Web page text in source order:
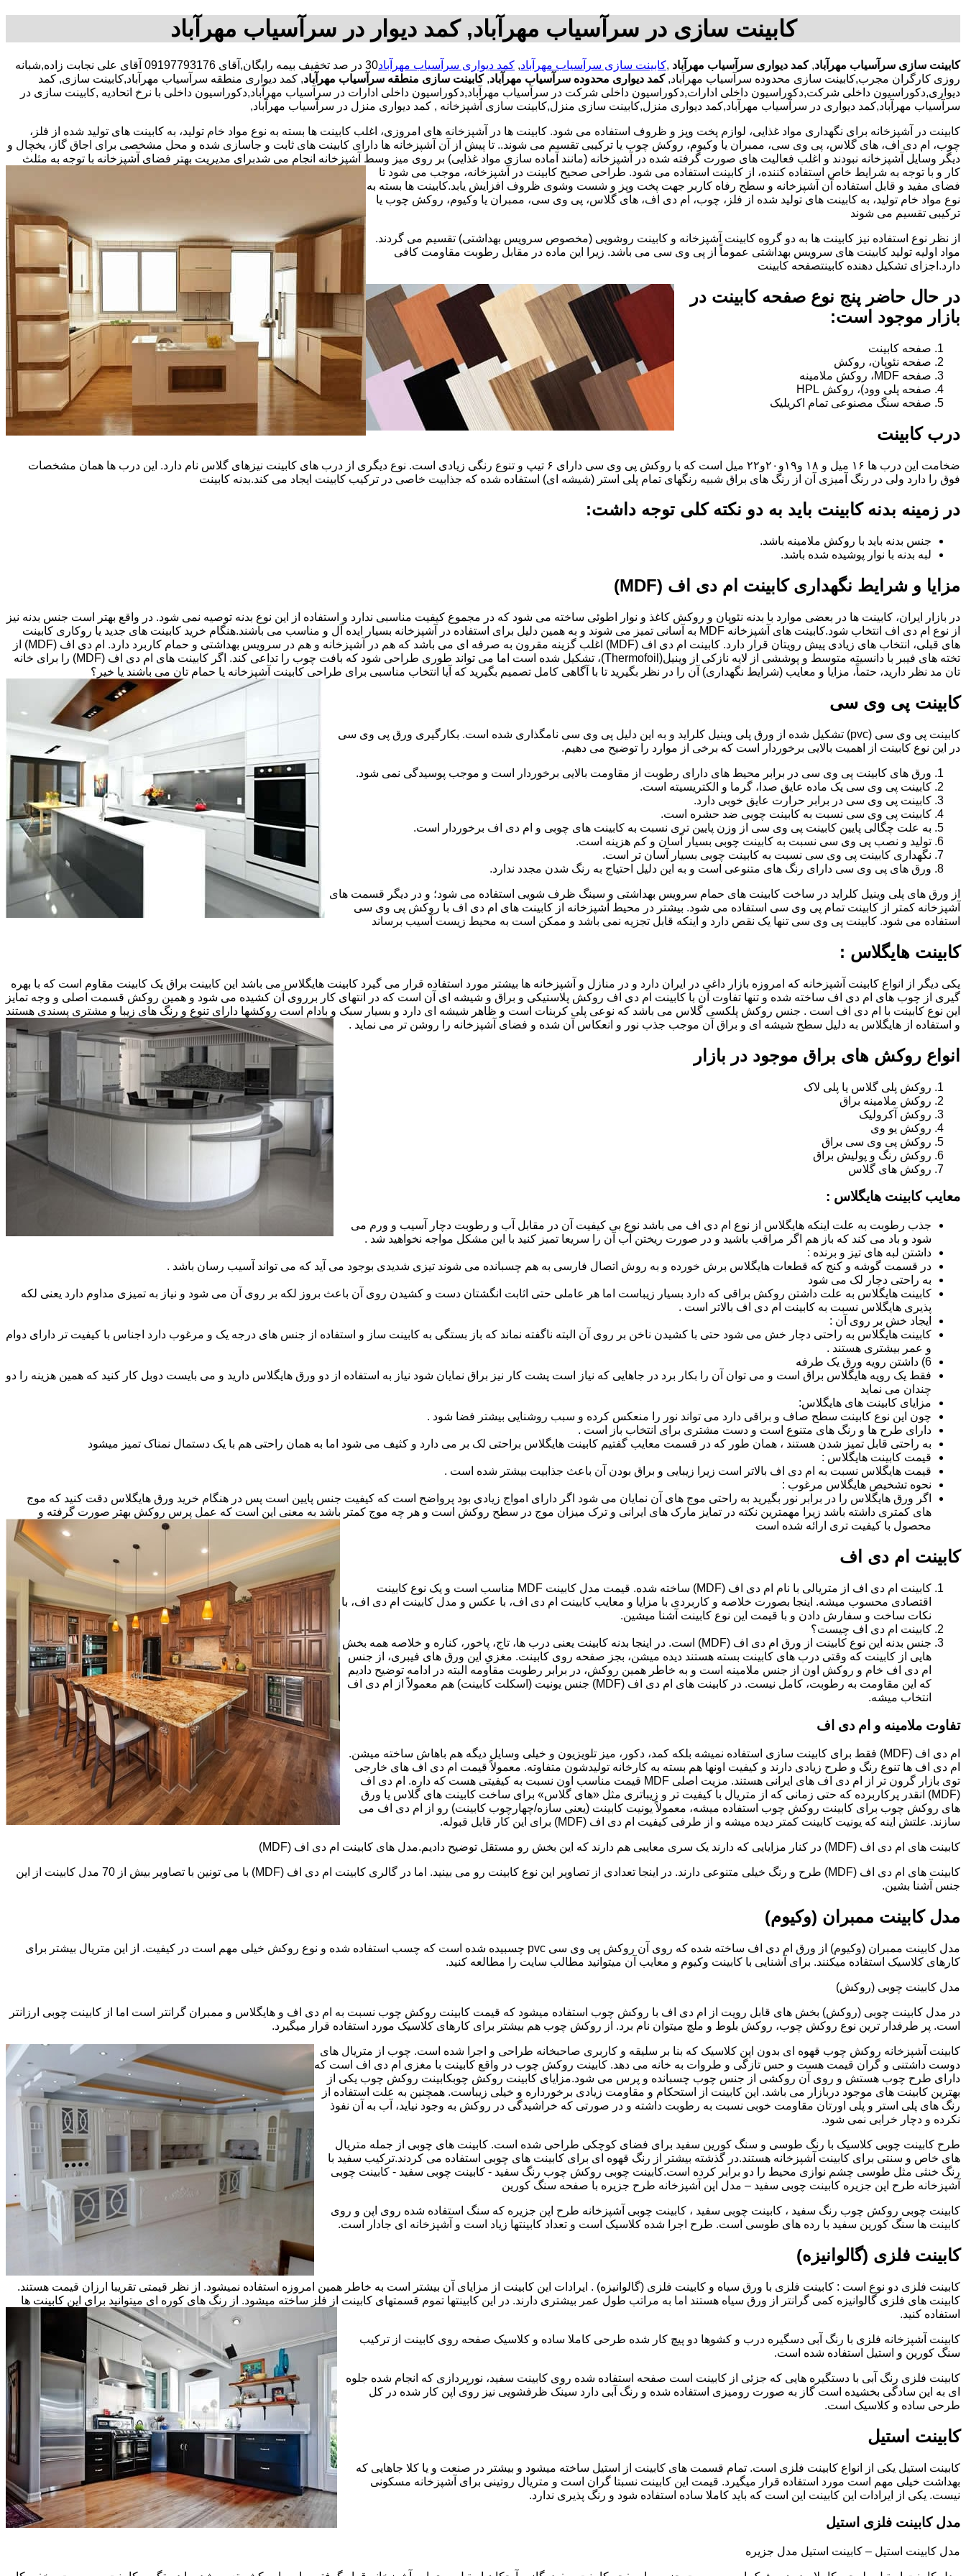
کابینت سازی در سرآسیاب مهرآباد, کمد دیوار در سرآسیاب مهرآباد
کابینت سازی سرآسیاب مهرآباد,کمد دیواری سرآسیاب مهرآباد ,کابینت سازی سرآسیاب مهرآباد, کمد دیواری سرآسیاب مهرآباد
30 در صد تخفیف بیمه رایگان,آقای 09197793176 آقای علی نجابت زاده,شبانه
روزی کارگران مجرب,کابینت سازی محدوده سرآسیاب مهرآباد,کمد دیواری محدوده سرآسیاب مهرآباد, کابینت سازی منطقه سرآسیاب مهرآباد, کمد دیواری منطقه سرآسیاب مهرآباد,کابینت سازی, کمد
دیواری,دکوراسیون داخلی شرکت,دکوراسیون داخلی ادارات,دکوراسیون داخلی شرکت در سرآسیاب مهرآباد,دکوراسیون داخلی ادارات در سرآسیاب مهرآباد,دکوراسیون داخلی با نرخ اتحادیه ,کابینت سازی در
سرآسیاب مهرآباد,کمد دیواری در سرآسیاب مهرآباد,کمد دیواری منزل,کابینت سازی منزل,کابینت سازی آشپزخانه , کمد دیواری منزل در سرآسیاب مهرآباد,
کابینت در آشپزخانه برای نگهداری مواد غذایی، لوازم پخت وپز و ظروف استفاده می شود. کابینت ها در آشپزخانه های امروزی، اغلب کابینت ها بسته به نوع مواد خام تولید، به کابینت های تولید شده از فلز،
چوب، ام دی اف، های گلاس، پی وی سی، ممبران یا وکیوم، روکش چوب یا ترکیبی تقسیم می شوند.. تا پیش از آن آشپزخانه ها دارای کابینت های ثابت و جاسازی شده و محل مشخصی برای اجاق گاز، یخچال و
دیگر وسایل آشپزخانه نبودند و اغلب فعالیت های صورت گرفته شده در آشپزخانه (مانند آماده سازی مواد غذایی) بر روی میز وسط آشپزخانه انجام می شدبرای مدیریت بهتر فضای آشپزخانه با توجه به مثلث
کار و با توجه به شرایط خاص استفاده کننده، از کابینت استفاده می شود. طراحی صحیح کابینت در آشپزخانه، موجب می شود تا
فضای مفید و قابل استفاده آن آشپزخانه و سطح رفاه کاربر جهت پخت وپز و شست وشوی ظروف افزایش یابد.کابینت ها بسته به
نوع مواد خام تولید، به کابینت های تولید شده از فلز، چوب، ام دی اف، های گلاس، پی وی سی، ممبران یا وکیوم، روکش چوب یا
ترکیبی تقسیم می شوند
از نظر نوع استفاده نیز کابینت ها به دو گروه کابینت آشپزخانه و کابینت روشویی (مخصوص سرویس بهداشتی) تقسیم می گردند.
مواد اولیه تولید کابینت های سرویس بهداشتی عموماً از پی وی سی می باشد. زیرا این ماده در مقابل رطوبت مقاومت کافی
دارد.اجزای تشکیل دهنده کابینتصفحه کابینت
در حال حاضر پنج نوع صفحه کابینت در
بازار موجود است:
صفحه کابینت
صفحه نئوپان، روکش
صفحه MDF، روکش ملامینه
صفحه پلی وود)، روکش HPL
صفحه سنگ مصنوعی تمام اکریلیک
درب کابینت
ضخامت این درب ها ۱۶ میل و ۱۸ و١٩و٢٠و٢٢ میل است که با روکش پی وی سی دارای ۶ تیپ و تنوع رنگی زیادی است. نوع دیگری از درب های کابینت نیزهای گلاس نام دارد. این درب ها همان مشخصات
فوق را دارد ولی در رنگ آمیزی آن از رنگ های براق شبیه رنگهای تمام پلی استر (شیشه ای) استفاده شده که جذابیت خاصی در ترکیب کابینت ایجاد می کند.بدنه کابینت
در زمینه بدنه کابینت باید به دو نکته کلی توجه داشت:
جنس بدنه باید با روکش ملامینه باشد.
لبه بدنه با نوار پوشیده شده باشد.
مزایا و شرایط نگهداری کابینت ام دی اف (MDF)
در بازار ایران، کابینت ها در بعضی موارد با بدنه نئوپان و روکش کاغذ و نوار اطوئی ساخته می شود که در مجموع کیفیت مناسبی ندارد و استفاده از این نوع بدنه توصیه نمی شود. در واقع بهتر است جنس بدنه نیز
از نوع ام دی اف انتخاب شود.کابینت های آشپزخانه MDF به آسانی تمیز می شوند و به همین دلیل برای استفاده در آشپزخانه بسیار ایده آل و مناسب می باشند.هنگام خرید کابینت های جدید یا روکاری کابینت
های قبلی، انتخاب های زیادی پیش رویتان قرار دارد. کابینت ام دی اف (MDF) اغلب گزینه مقرون به صرفه ای می باشد که هم در آشپزخانه و هم در سرویس بهداشتی و حمام کاربرد دارد. ام دی اف (MDF) از
تخته های فیبر با دانسیته متوسط و پوششی از لایه نازکی از وینیل(Thermofoil)، تشکیل شده است اما می تواند طوری طراحی شود که بافت چوب را تداعی کند. اگر کابینت های ام دی اف (MDF) را برای خانه
تان مد نظر دارید، حتماً، مزایا و معایب (شرایط نگهداری) آن را در نظر بگیرید تا با آگاهی کامل تصمیم بگیرید که آیا انتخاب مناسبی برای طراحی کابینت آشپزخانه یا حمام تان می باشند یا خیر؟
کابینت پی وی سی
کابینت پی وی سی (pvc) تشکیل شده از ورق پلی وینیل کلراید و به این دلیل پی وی سی نامگذاری شده است. بکارگیری ورق پی وی سی
در این نوع کابینت از اهمیت بالایی برخوردار است که برخی از موارد را توضیح می دهیم.
ورق های کابینت پی وی سی در برابر محیط های دارای رطوبت از مقاومت بالایی برخوردار است و موجب پوسیدگی نمی شود.
کابینت پی وی سی یک ماده عایق صدا، گرما و الکتریسیته است.
کابینت پی وی سی در برابر حرارت عایق خوبی دارد.
کابینت پی وی سی نسبت به کابینت چوبی ضد حشره است.
به علت چگالی پایین کابینت پی وی سی از وزن پایین تری نسبت به کابینت های چوبی و ام دی اف برخوردار است.
تولید و نصب پی وی سی نسبت به کابینت چوبی بسیار آسان و کم هزینه است.
نگهداری کابینت پی وی سی نسبت به کابینت چوبی بسیار آسان تر است.
ورق های پی وی سی دارای رنگ های متنوعی است و به این دلیل احتیاج به رنگ شدن مجدد ندارد.
از ورق های پلی وینیل کلراید در ساخت کابینت های حمام سرویس بهداشتی و سینگ ظرف شویی استفاده می شود؛ و در دیگر قسمت های
آشپزخانه کمتر از کابینت تمام پی وی سی استفاده می شود. بیشتر در محیط آشپزخانه از کابینت های ام دی اف با روکش پی وی سی
استفاده می شود. کابینت پی وی سی تنها یک نقص دارد و اینکه قابل تجزیه نمی باشد و ممکن است به محیط زیست آسیب برساند
کابینت هایگلاس :
یکی دیگر از انواع کابینت آشپزخانه که امروزه بازار داغی در ایران دارد و در منازل و آشپزخانه ها بیشتر مورد استفاده قرار می گیرد کابینت هایگلاس می باشد این کابینت براق یک کابینت مقاوم است که با بهره
گیری از چوب های ام دی اف ساخته شده و تنها تفاوت آن با کابینت ام دی اف روکش پلاستیکی و براق و شیشه ای آن است که در انتهای کار برروی آن کشیده می شود و همین روکش قسمت اصلی و وجه تمایز
این نوع کابینت با ام دی اف است . جنس روکش پلکسی گلاس می باشد که نوعی پلی کربنات است و ظاهر شیشه ای دارد و بسیار سبک و بادام است روکشها دارای تنوع و رنگ های زیبا و مشتری پسندی هستند
و استفاده از هایگلاس به دلیل سطح شیشه ای و براق آن موجب جذب نور و انعکاس آن شده و فضای آشپزخانه را روشن تر می نماید .
انواع روکش های براق موجود در بازار
روکش پلی گلاس یا پلی لاک
روکش ملامینه براق
روکش آکرولیک
روکش یو وی
روکش پی وی سی براق
روکش رنگ و پولیش براق
روکش های گلاس
معایب کابینت هایگلاس :
جذب رطوبت به علت اینکه هایگلاس از نوع ام دی اف می باشد نوع بی کیفیت آن در مقابل آب و رطوبت دچار آسیب و ورم می
شود و باد می کند که باز هم اگر مراقب باشید و در صورت ریختن آب آن را سریعا تمیز کنید با این مشکل مواجه نخواهید شد .
داشتن لبه های تیز و برنده :
در قسمت گوشه و کنج که قطعات هایگلاس برش خورده و به روش اتصال فارسی به هم چسبانده می شوند تیزی شدیدی بوجود می آید که می تواند آسیب رسان باشد .
به راحتی دچار لک می شود
کابینت هایگلاس به علت داشتن روکش براقی که دارد بسیار زیباست اما هر عاملی حتی اثابت انگشتان دست و کشیدن روی آن باعث بروز لکه بر روی آن می شود و نیاز به تمیزی مداوم دارد یعنی لکه
پذیری هایگلاس نسبت به کابینت ام دی اف بالاتر است .
ایجاد خش بر روی آن :
کابینت هایگلاس به راحتی دچار خش می شود حتی با کشیدن ناخن بر روی آن البته ناگفته نماند که باز بستگی به کابینت ساز و استفاده از جنس های درجه یک و مرغوب دارد اجناس با کیفیت تر دارای دوام
و عمر بیشتری هستند .
6) داشتن رویه ورق یک طرفه
فقط یک رویه هایگلاس براق است و می توان آن را بکار برد در جاهایی که نیاز است پشت کار نیز براق نمایان شود نیاز به استفاده از دو ورق هایگلاس دارید و می بایست دوبل کار کنید که همین هزینه را دو
چندان می نماید
مزایای کابینت های هایگلاس:
چون این نوع کابینت سطح صاف و براقی دارد می تواند نور را منعکس کرده و سبب روشنایی بیشتر فضا شود .
دارای طرح ها و رنگ های متنوع است و دست مشتری برای انتخاب باز است .
به راحتی قابل تمیز شدن هستند ، همان طور که در قسمت معایب گفتیم کابینت هایگلاس براحتی لک بر می دارد و کثیف می شود اما به همان راحتی هم با یک دستمال نمناک تمیز میشود
قیمت کابینت هایگلاس :
قیمت هایگلاس نسبت به ام دی اف بالاتر است زیرا زیبایی و براق بودن آن باعث جذابیت بیشتر شده است .
نحوه تشخیص هایگلاس مرغوب :
اگر ورق هایگلاس را در برابر نور بگیرید به راحتی موج های آن نمایان می شود اگر دارای امواج زیادی بود پرواضح است که کیفیت جنس پایین است پس در هنگام خرید ورق هایگلاس دقت کنید که موج
های کمتری داشته باشد زیرا مهمترین نکته در تمایز مارک های ایرانی و ترک میزان موج در سطح روکش است و هر چه موج کمتر باشد به معنی این است که عمل پرس روکش بهتر صورت گرفته و
محصول با کیفیت تری ارائه شده است
کابینت ام دی اف
کابینت ام دی اف از متریالی با نام ام دی اف (MDF) ساخته شده. قیمت مدل کابینت MDF مناسب است و یک نوع کابینت
اقتصادی محسوب میشه. اینجا بصورت خلاصه و کاربردی با مزایا و معایب کابینت ام دی اف، با عکس و مدل کابینت ام دی اف، با
نکات ساخت و سفارش دادن و با قیمت این نوع کابینت آشنا میشین.
کابینت ام دی اف چیست؟
جنس بدنه این نوع کابینت از ورق ام دی اف (MDF) است. در اینجا بدنه کابینت یعنی درب ها، تاج، پاخور، کناره و خلاصه همه بخش
هایی از کابینت که وقتی درب های کابینت بسته هستند دیده میشن، بجز صفحه روی کابینت. مغزیِ این ورق های فیبری، از جنس
ام دی اف خام و روکش اون از جنس ملامینه است و به خاطر همین روکش، در برابر رطوبت مقاومه البته در ادامه توضیح دادیم
که این مقاومت به رطوبت، کامل نیست. در کابینت های ام دی اف (MDF) جنس یونیت (اسکلت کابینت) هم معمولاً از ام دی اف
انتخاب میشه.
تفاوت ملامینه و ام دی اف
ام دی اف (MDF) فقط برای کابینت سازی استفاده نمیشه بلکه کمد، دکور، میز تلویزیون و خیلی وسایل دیگه هم باهاش ساخته میشن.
ام دی اف ها تنوع رنگ و طرح زیادی دارند و کیفیت اونها هم بسته به کارخانه تولیدشون متفاوته. معمولاً قیمت ام دی اف های خارجی
توی بازار گرون تر از ام دی اف های ایرانی هستند. مزیت اصلی MDF قیمت مناسب اون نسبت به کیفیتی هست که داره. ام دی اف
(MDF) انقدر پرکاربرده که حتی زمانی که از متریال با کیفیت تر و زیباتری مثل «های گلاس» برای ساخت کابینت های گلاس یا ورق
های روکش چوب برای کابینت روکش چوب استفاده میشه، معمولاً یونیت کابینت (یعنی سازه/چهارچوب کابینت) رو از ام دی اف می
سازند. علتش اینه که یونیت کابینت کمتر دیده میشه و از طرفی کیفیت ام دی اف (MDF) برای این کار قابل قبوله.
کابینت های ام دی اف (MDF) در کنار مزایایی که دارند یک سری معایبی هم دارند که این بخش رو مستقل توضیح دادیم.مدل های کابینت ام دی اف (MDF)
کابینت های ام دی اف (MDF) طرح و رنگ خیلی متنوعی دارند. در اینجا تعدادی از تصاویر این نوع کابینت رو می بینید. اما در گالری کابینت ام دی اف (MDF) با می تونین با تصاویر بیش از 70 مدل کابینت از این
جنس آشنا بشین.
مدل کابینت ممبران (وکیوم)
مدل کابینت ممبران (وکیوم) از ورق ام دی اف ساخته شده که روی آن روکش پی وی سی pvc چسبیده شده است که چسب استفاده شده و نوع روکش خیلی مهم است در کیفیت. از این متریال بیشتر برای
کارهای کلاسیک استفاده میکنند. برای آشنایی با کابینت وکیوم و معایب آن میتوانید مطالب سایت را مطالعه کنید.
مدل کابینت چوبی (روکش)
در مدل کابینت چوبی (روکش) بخش های قابل رویت از ام دی اف با روکش چوب استفاده میشود که قیمت کابینت روکش چوب نسبت به ام دی اف و هایگلاس و ممبران گرانتر است اما از کابینت چوبی ارزانتر
است. پر طرفدار ترین نوع روکش چوب، روکش بلوط و ملچ میتوان نام برد. از روکش چوب هم بیشتر برای کارهای کلاسیک مورد استفاده قرار میگیرد.
کابینت آشپزخانه روکش چوب قهوه ای بدون اپن کلاسیک که بنا بر سلیقه و کاربری صاحبخانه طراحی و اجرا شده است. چوب از متریال های
دوست داشتنی و گران قیمت هست و حس تازگی و طروات به خانه می دهد. کابینت روکش چوب در واقع کابینت با مغزی ام دی اف است که
دارای طرح چوب هستش و روی آن روکشی از جنس چوب چسبانده و پرس می شود.مزایای کابینت روکش چوبکابینت روکش چوب یکی از
بهترین کابینت های موجود دربازار می باشد. این کابینت از استحکام و مقاومت زیادی برخورداره و خیلی زیباست. همچنین به علت استفاده از
رنگ های پلی استر و پلی اورتان مقاومت خوبی نسبت به رطوبت داشته و در صورتی که خراشیدگی در روکش به وجود نیاید، آب به آن نفوذ
نکرده و دچار خرابی نمی شود.
طرح کابینت چوبی کلاسیک با رنگ طوسی و سنگ کورین سفید برای فضای کوچکی طراحی شده است. کابینت های چوبی از جمله متریال
های خاص و سنتی برای کابینت آشپزخانه هستند.در گذشته بیشتر از رنگ قهوه ای برای کابینت های چوبی استفاده می کردند.ترکیب سفید با
رنگ خنثی مثل طوسی چشم نوازی محیط را دو برابر کرده است.کابینت چوبی روکش چوب رنگ سفید - کابینت چوبی سفید - کابینت چوبی
آشپزخانه طرح اپن جزیره کابینت چوبی سفید – مدل اپن آشپزخانه طرح جزیره با صفحه سنگ کورین
کابینت چوبی روکش چوب رنگ سفید ، کابینت چوبی سفید ، کابینت چوبی آشپزخانه طرح اپن جزیره که سنگ استفاده شده روی اپن و روی
کابینت ها سنگ کورین سفید با رده های طوسی است. طرح اجرا شده کلاسیک است و تعداد کابینتها زیاد است و آشپزخانه ای جادار است.
کابینت فلزی (گالوانیزه)
کابینت فلزی دو نوع است : کابینت فلزی با ورق سیاه و کابینت فلزی (گالوانیزه) . ایرادات این کابینت از مزایای آن بیشتر است به خاطر همین امروزه استفاده نمیشود. از نظر قیمتی تقریبا ارزان قیمت هستند.
کابینت های فلزی گالوانیزه کمی گرانتر از ورق سیاه هستند اما به مراتب طول عمر بیشتری دارند. در این کابینتها تموم قسمتهای کابینت از فلز ساخته میشود. از رنگ های کوره ای میتوانید برای این کابینت ها
استفاده کنید.
کابینت آشپزخانه فلزی با رنگ آبی دسگیره درب و کشوها دو پیچ کار شده طرحی کاملا ساده و کلاسیک صفحه روی کابینت از ترکیب
سنگ کورین و استیل استفاده شده است.
کابینت فلزی رنگ آبی با دستگیره هایی که جزئی از کابینت است صفحه استفاده شده روی کابینت سفید، نورپردازی که انجام شده جلوه
ای به این سادگی بخشیده است گاز به صورت رومیزی استفاده شده و رنگ آبی دارد سینک ظرفشویی نیز روی اپن کار شده در کل
طرحی ساده و کلاسیک است.
کابینت استیل
کابینت استیل یکی از انواع کابینت فلزی است. تمام قسمت های کابینت از استیل ساخته میشود و بیشتر در صنعت و یا کلا جاهایی که
بهداشت خیلی مهم است مورد استفاده قرار میگیرد. قیمت این کابینت نسبتا گران است و متریال روتینی برای آشپزخانه مسکونی
نیست. یکی از ایرادات این کابینت این است که باید کاملا ساده استفاده شود و رنگ پذیری ندارد.
مدل کابینت فلزی استیل
مدل کابینت استیل – کابینت استیل مدل جزیره